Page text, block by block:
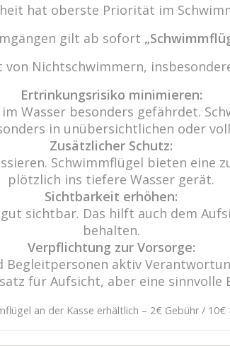
Wir
Haben
hat oberste Priorität im
gilt ab sofort
von Nichtschwimmern,
Ertrinkungsrisiko minimieren:
Wasser besonders gefährdet.
in unübersichtlichen oder
Zusätzlicher Schutz:
Schwimmflügel bieten eine
plötzlich ins tiefere Wasser gerät.
Sichtbarkeit erhöhen:
sichtbar. Das hilft auch dem
behalten.
Verpflichtung zur Vorsorge:
aktiv
für Aufsicht, aber eine sinnvolle
an der Kasse erhältlich – 2€ Gebühr / 10€